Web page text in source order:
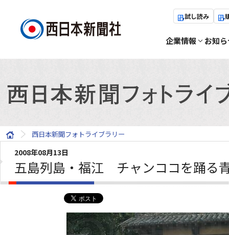
試し読み
企業情報 お知
西日本新聞フォトライブラリー
2008年08月13日
五島列島・福江 チャンココを踊る